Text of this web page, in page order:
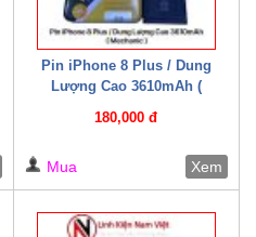
Pin iPhone 8 Plus / Dung
Lượng Cao 3610mAh (
180,000 đ
Mua Xem